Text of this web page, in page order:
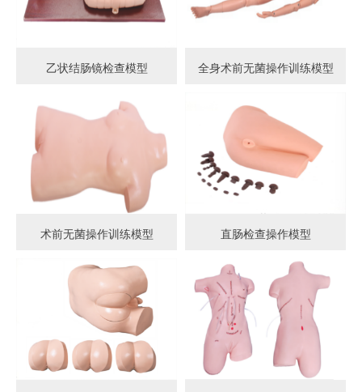
乙状结肠镜检查模型 全身术前无菌操作训练模型
术前无菌操作训练模型 直肠检查操作模型